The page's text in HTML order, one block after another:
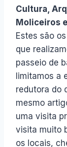
Cultura,
Moliceiros
Estes são
que
passeio de
limitamos a
redutora do
mesmo
uma visita
visita muito
os locais,